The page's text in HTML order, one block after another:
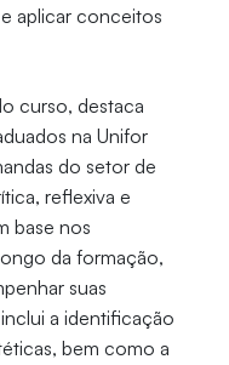
aplicar conceitos
curso, destaca
na Unifor
do setor de
reflexiva e
base nos
da formação,
suas
a identificação
bem como a